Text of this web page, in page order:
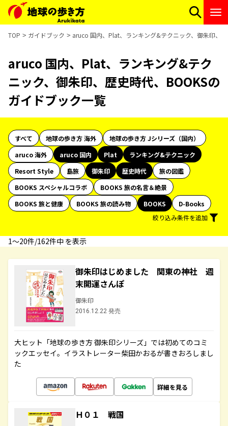
TOP ガイドブック aruco 国内、Plat、ランキング&テクニック、御朱印、
aruco 国内、Plat、ランキング&テク
ニック、御朱印、歴史時代、BOOKSの
ガイドブック一覧
すべて 地球の歩き方 海外
地球の歩き方 Jシリーズ（国内）
aruco 海外
aruco 国内 Plat
ランキング&テクニック
Resort Style
島旅 御朱印 歴史時代
旅の図鑑
BOOKS スペシャルコラボ
BOOKS 旅の名言＆絶景
BOOKS 旅と健康
BOOKS 旅の読み物 BOOKS
D-Books
絞り込み条件を追加
1〜20件/162件中 を表示
御朱印はじめました 関東の神社 週
末開運さんぽ
御朱印
2016.12.22 発売
大ヒット「地球の歩き方 御朱印シリーズ」では初めてのコミ
ックエッセイ。イラストレーター柴田かおるが書きおろしまし
た
詳細を見る
Ｈ０１ 戦国